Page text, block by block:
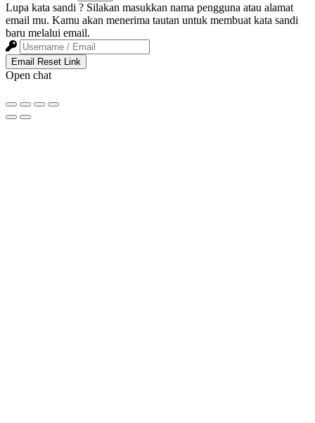
Lupa kata sandi ? Silakan masukkan nama pengguna atau alamat
email mu. Kamu akan menerima tautan untuk membuat kata sandi
baru melalui email.
Email Reset Link
Open chat